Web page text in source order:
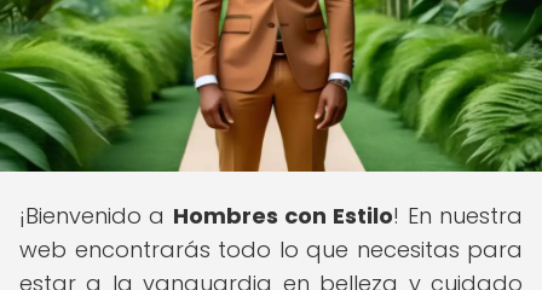
¡Bienvenido a Hombres con Estilo! En nuestra
web encontrarás todo lo que necesitas para
estar a la vanguardia en belleza y cuidado